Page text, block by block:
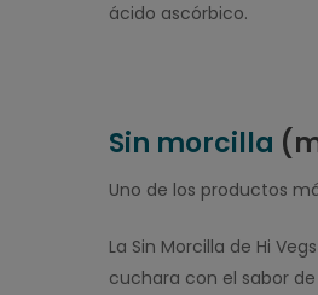
ácido ascórbico.
Sin morcilla
Uno de los productos
La Sin Morcilla de Hi
cuchara con el sabor